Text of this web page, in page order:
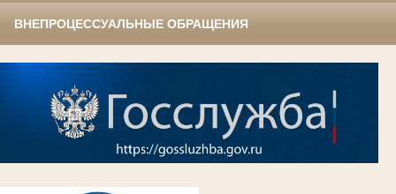
ВНЕПРОЦЕССУАЛЬНЫЕ ОБРАЩЕНИЯ